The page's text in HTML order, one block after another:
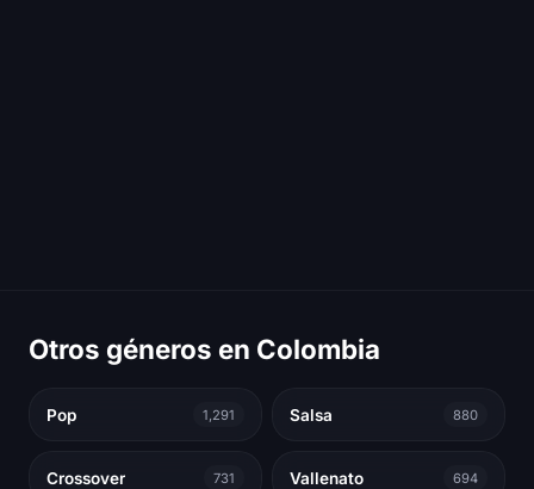
Otros géneros en Colombia
Pop 1,291 Salsa 880
Crossover 731 Vallenato 694